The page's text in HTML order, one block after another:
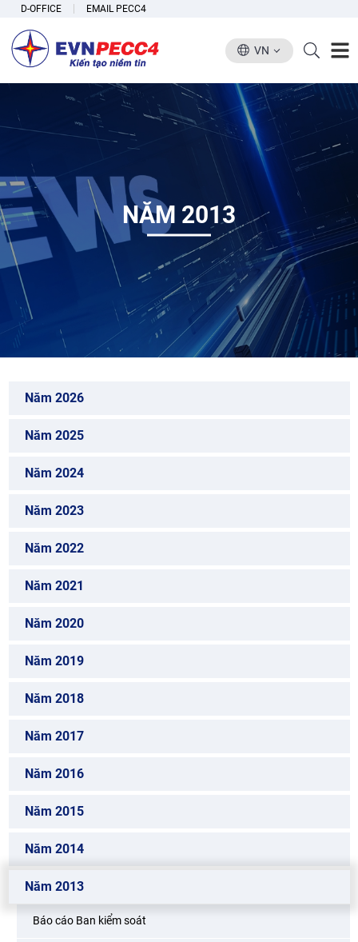
D-OFFICE EMAIL PECC4
VN
NĂM 2013
Năm 2026
Năm 2025
Năm 2024
Năm 2023
Năm 2022
Năm 2021
Năm 2020
Năm 2019
Năm 2018
Năm 2017
Năm 2016
Năm 2015
Năm 2014
Năm 2013
Báo cáo Ban kiểm soát